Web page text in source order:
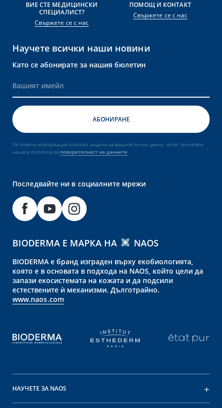
ВИЕ СТЕ МЕДИЦИНСКИ
СПЕЦИАЛИСТ?
Свържете се с нас
ПОМОЩ И КОНТАКТ
Свържете се с нас
Научете всички наши новини
Като се абонирате за нашия бюлетин
За повече информация относно защита на вашите лични данни, моля, прочетете
нашата политика за поверителност на данните
Последвайте ни в социалните мрежи
BIODERMA Е МАРКА НА NAOS
BIODERMA е бранд изграден върху екобиологията,
която е в основата в подхода на NAOS, който цели да
запази екосистемата на кожата и да подсили
естествените ѝ механизми. Дълготрайно.
www.naos.com
НАУЧЕТЕ ЗА NAOS